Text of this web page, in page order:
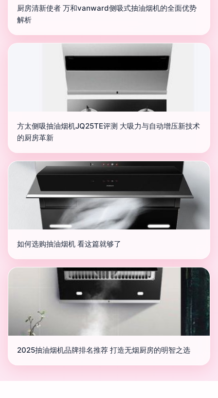
厨房清新使者 万和vanward侧吸式抽油烟机的全面优势
解析
方太侧吸抽油烟机JQ25TE评测 大吸力与自动增压新技术
的厨房革新
如何选购抽油烟机 看这篇就够了
2025抽油烟机品牌排名推荐 打造无烟厨房的明智之选